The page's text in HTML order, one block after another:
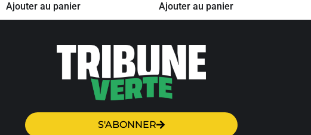
Ajouter au panier Ajouter au panier
S'ABONNER